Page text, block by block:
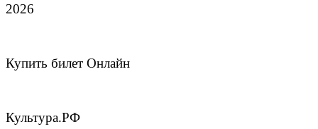
2026
Купить билет Онлайн
Культура.РФ